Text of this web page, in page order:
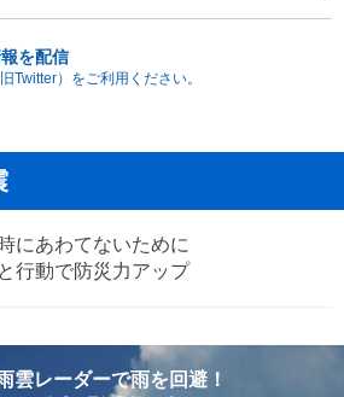
を配信
Twitter）をご利用ください。
にあわてないために
行動で防災力アップ
雲レーダーで雨を回避！